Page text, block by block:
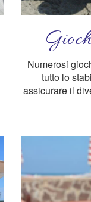
Numerosi
tutto lo
assicurare il